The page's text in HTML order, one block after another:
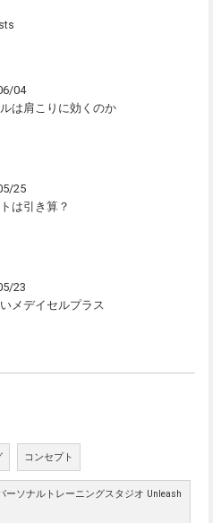
04
は肩こりに効くのか
25
は引き算？
23
メデイセルプラス
コンセプト
ーソナルトレーニングスタジオ Unleash